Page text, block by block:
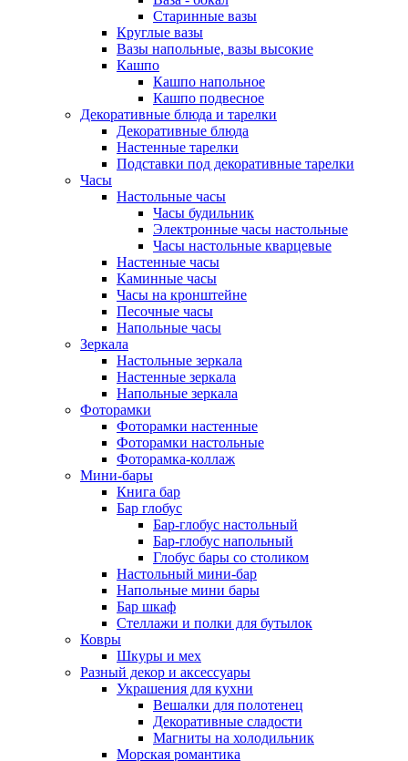
Старинные вазы
Круглые вазы
Вазы напольные, вазы высокие
Кашпо
Кашпо напольное
Кашпо подвесное
Декоративные блюда и тарелки
Декоративные блюда
Настенные тарелки
Подставки под декоративные тарелки
Часы
Настольные часы
Часы будильник
Электронные часы настольные
Часы настольные кварцевые
Настенные часы
Каминные часы
Часы на кронштейне
Песочные часы
Напольные часы
Зеркала
Настольные зеркала
Настенные зеркала
Напольные зеркала
Фоторамки
Фоторамки настенные
Фоторамки настольные
Фоторамка-коллаж
Мини-бары
Книга бар
Бар глобус
Бар-глобус настольный
Бар-глобус напольный
Глобус бары со столиком
Настольный мини-бар
Напольные мини бары
Бар шкаф
Стеллажи и полки для бутылок
Ковры
Шкуры и мех
Разный декор и аксессуары
Украшения для кухни
Вешалки для полотенец
Декоративные сладости
Магниты на холодильник
Морская романтика